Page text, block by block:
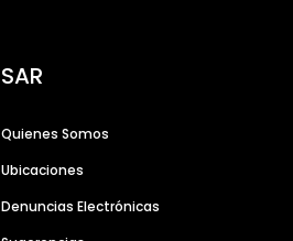
SAR
Quienes Somos
Ubicaciones
Denuncias Electrónicas